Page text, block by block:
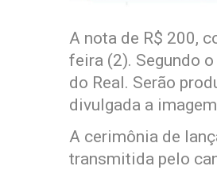
A nota de R$ 200,
feira (2). Segundo
do Real. Serão
divulgada a
A cerimônia de
transmitida pelo